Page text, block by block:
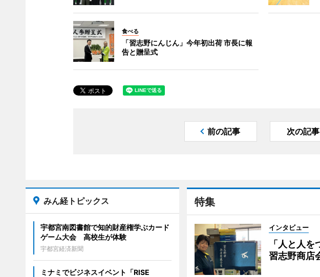
食べる
「習志野にんじん」今年初出荷 市長に報
告と贈呈式
前の記事 次の記事
特集
インタビュー
「人と人
習志野商店
みん経トピックス
宇都宮南図書館で知的財産権学ぶカード
ゲーム大会 高校生が体験
宇都宮経済新聞
ミナミでビジネスイベント「RISE